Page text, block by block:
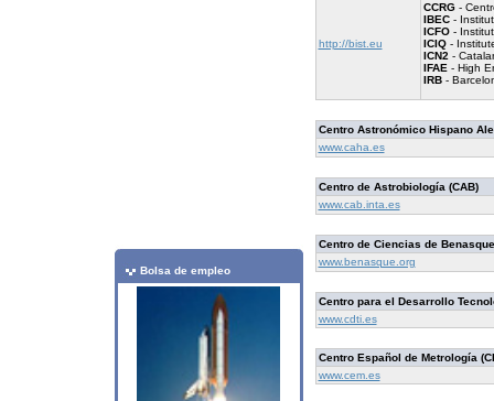
Bolsa de empleo
http://bist.eu
CCRG-
IBEC-
ICFO-
ICIQ-
ICN2 -
IFAE - High
IRB-
Centro Astronómico Hispano
www.caha.es
Centro de Astrobiología (CAB)
www.cab.inta.es
Centro de Ciencias de
www.benasque.org
Centro para el Desarrollo
www.cdti.es
Centro Español de Metrología
www.cem.es